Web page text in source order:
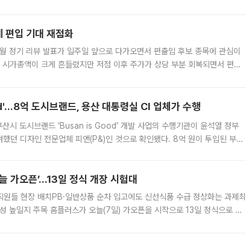
입 기대 재점화
정기 리뷰 발표가 일주일 앞으로 다가오면서 편출입 후보 종목에 관심이
가총액이 크게 흔들렸지만 저점 이후 주가가 상당 부분 회복되면서 편입
억 도시브랜드, 용산 대통령실 CI 업체가 수행
시 도시브랜드 ‘Busan is Good’ 개발 사업의 수행기관이 윤석열 정부
던 디자인 전문업체 피앤(P&)인 것으로 확인됐다. 8억 원이 투입된 부산
가오픈’...13일 정식 개장 시험대
들 현장 배치PB·일반상품 순차 입고에도 신선식품 수급 정상화는 과제최
높일지 주목 홈플러스가 오늘(7일) 가오픈을 시작으로 13일 정식으로 재